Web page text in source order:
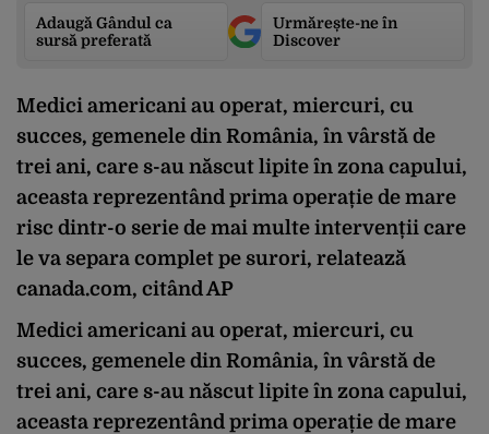
Adaugă Gândul ca
sursă preferată
Urmărește-ne în
Discover
Medici americani au operat, miercuri, cu
succes, gemenele din România, în vârstă de
trei ani, care s-au născut lipite în zona capului,
aceasta reprezentând prima operație de mare
risc dintr-o serie de mai multe intervenții care
le va separa complet pe surori, relatează
canada.com, citând AP
Medici americani au operat, miercuri, cu
succes, gemenele din România, în vârstă de
trei ani, care s-au născut lipite în zona capului,
aceasta reprezentând prima operație de mare